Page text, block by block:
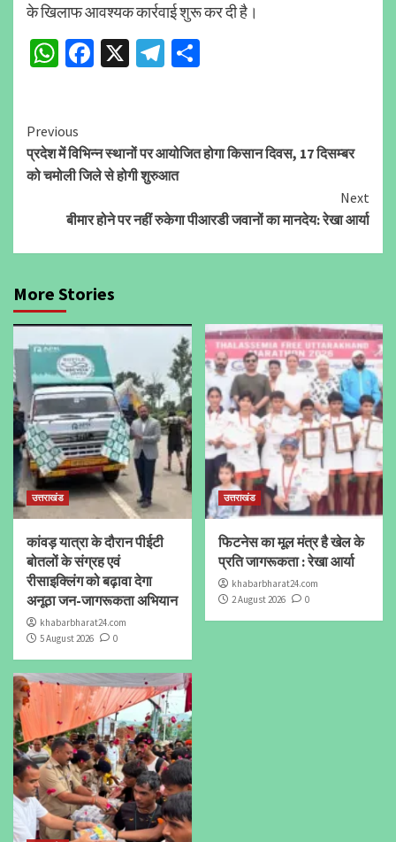
के खिलाफ आवश्यक कार्रवाई शुरू कर दी है।
WhatsApp
Facebook
X Telegram
Continue
Reading
Previous
प्रदेश में विभिन्न स्थानों पर आयोजित होगा किसान दिवस, 17 दिसम्बर
को चमोली जिले से होगी शुरुआत
Next
बीमार होने पर नहीं रुकेगा पीआरडी जवानों का मानदेय: रेखा आर्या
More Stories
उत्तराखंड
कांवड़ यात्रा के दौरान पीईटी
बोतलों के संग्रह एवं
रीसाइक्लिंग को बढ़ावा देगा
अनूठा जन-जागरूकता अभियान
khabarbharat24.com
5 August 2026
0
उत्तराखंड
फिटनेस का मूल मंत्र है खेल के
प्रति जागरूकता : रेखा आर्या
khabarbharat24.com
2 August 2026
0